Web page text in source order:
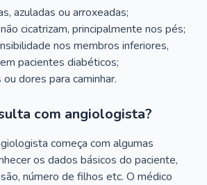
azuladas ou arroxeadas;
cicatrizam, principalmente nos pés;
nos membros inferiores,
pacientes diabéticos;
dores para caminhar.
com angiologista?
começa com algumas
os dados básicos do paciente,
número de filhos etc. O médico